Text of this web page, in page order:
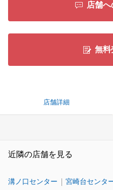
店舗
無料
店舗詳細
近隣の店舗を見る
溝ノ口センター 宮崎台センタ